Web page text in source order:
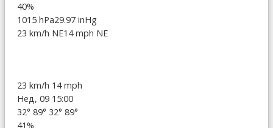
40%
1015 hPa29.97 inHg
23 km/h NE14 mph NE
23 km/h 14 mph
Нед, 09 15:00
32° 89° 32° 89°
41%